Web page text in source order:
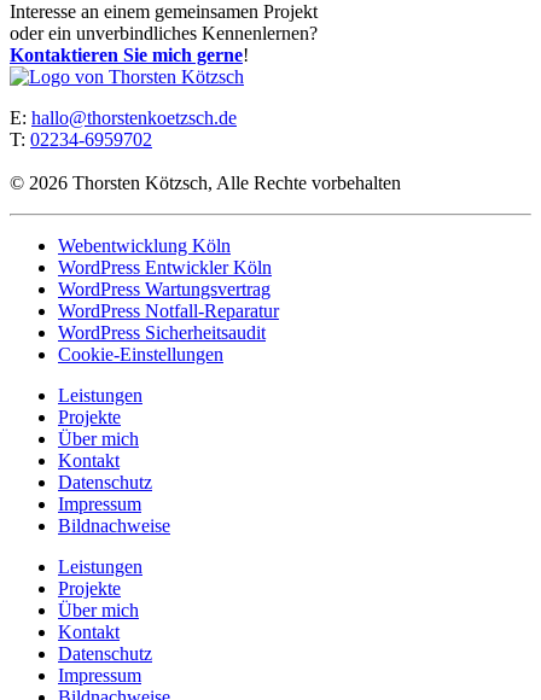
Interesse an einem gemeinsamen Projekt
oder ein unverbindliches Kennenlernen?
Kontaktieren Sie mich gerne!
E: hallo@thorstenkoetzsch.de
T: 02234-6959702
© 2026 Thorsten Kötzsch, Alle Rechte vorbehalten
Webentwicklung Köln
WordPress Entwickler Köln
WordPress Wartungsvertrag
WordPress Notfall-Reparatur
WordPress Sicherheitsaudit
Cookie-Einstellungen
Leistungen
Projekte
Über mich
Kontakt
Datenschutz
Impressum
Bildnachweise
Leistungen
Projekte
Über mich
Kontakt
Datenschutz
Impressum